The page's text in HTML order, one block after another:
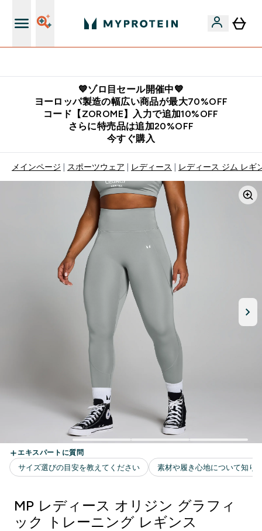
💙ゾロ目セール開催中💙
ヨーロッパ製造の幅広い商品が最大70%OFF
コード【ZOROME】入力で追加10%OFF
さらに特売品は追加20%OFF
今すぐ購入
メインページ スポーツウェア レディース レディース ジム レギ
MP レディース オリジン グラフィ
ック トレーニング レギンス